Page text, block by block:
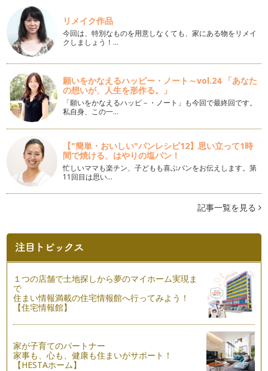
スマホフォトでキラキラを撮ろう♪
１２月も半ばを過ぎました。冬至も近づき、日の入りもとて
も早…
読みきかせで冬のはじまりを感じる
１２月に入り、冬の訪れを感じる人も増えてきたのではないで
しょうか。私もそのひとり。すっかり…
ママの活動を応援するプロフィールフォト
２０１３年１１月、雪がちらつく北海道札幌です。 さて、今
日はママの活動と…
ひとつのわらべうたで年齢によって多くの遊び方
１１月になり、すっかり秋も深まりました。 このところ、私
のところにはわらべうたのリ…
秋のおそとでフォト撮影のすすめfor mama
１０月も半ばになりました。 暦のうえでは秋であっても、ま
北海道の自然と再生可能エネルギーとエネママカフェ
１０月になり、北海道はずいぶんと肌寒くなり、少しずつ紅葉
も進んでいます。秋が深まっていく様…
実りの秋と絵本
９月も下旬となりました。 秋は楽しみな行事がたくさんあり
ます。 …
わらべうたを知るようになると、知れば知るほど、わらべうた
の種類がとても多いことと、わらべう…
リメイク作品
今回は、特別なものを用意しなくても、家にある物をリメイ
クしましょう！…
願いをかなえるハッピー・ノート～vol.24 「あなた
の想いが、人生を形作る。」
「願いをかなえるハッピ－・ノート」も今回で最終回です。
私自身、この一…
【"簡単・おいしい"パンレシピ12】思い立って1時
間で焼ける、はやりの塩パン！
忙しいママも楽チン、子どもも喜ぶパンをお伝えします。第
11回目は思い…
記事一覧を見る
１つの店舗で土地探しから夢のマイホーム実現ま
で
住まい情報満載の住宅情報館へ行ってみよう！
【住宅情報館】
家が子育てのパートナー
家事も、心も、健康も住まいがサポート！
【HESTAホーム】